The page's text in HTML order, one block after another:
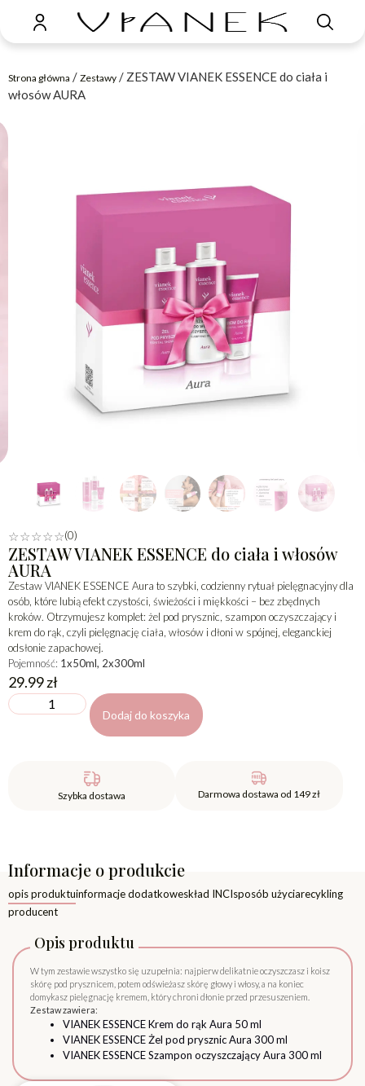
Strona główna / Zestawy / ZESTAW VIANEK ESSENCE do ciała i
włosów AURA
☆☆☆☆☆(0)
ZESTAW VIANEK ESSENCE do ciała i włosów
AURA
Zestaw VIANEK ESSENCE Aura to szybki, codzienny rytuał pielęgnacyjny dla
osób, które lubią efekt czystości, świeżości i miękkości – bez zbędnych
kroków. Otrzymujesz komplet: żel pod prysznic, szampon oczyszczający i
krem do rąk, czyli pielęgnację ciała, włosów i dłoni w spójnej, eleganckiej
odsłonie zapachowej.
Pojemność: 1x50ml, 2x300ml
29.99zł
Dodaj do koszyka
Szybka dostawa Darmowa dostawa od 149 zł
Informacje o produkcie
opis produktuinformacje dodatkoweskład INCIsposób użyciarecykling
producent
Opis produktu
W tym zestawie wszystko się uzupełnia: najpierw delikatnie oczyszczasz i koisz
skórę pod prysznicem, potem odświeżasz skórę głowy i włosy, a na koniec
domykasz pielęgnację kremem, który chroni dłonie przed przesuszeniem.
Zestaw zawiera:
VIANEK ESSENCE Krem do rąk Aura 50 ml
VIANEK ESSENCE Żel pod prysznic Aura 300 ml
VIANEK ESSENCE Szampon oczyszczający Aura 300 ml